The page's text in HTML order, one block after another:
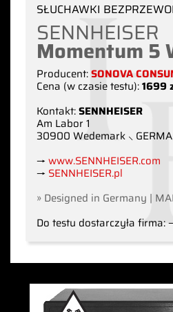
SŁUCHAWKI
SENNHEISER
Momentum 5
Producent:SONOVA
Cena (w czasie testu):1699
Kontakt:SENNHEISER
Am Labor 1
30900 Wedemark ⸜
→ www.SENNHEISER.com
→ SENNHEISER.pl
» Designed in Germany |
Do testu dostarczyła firma: